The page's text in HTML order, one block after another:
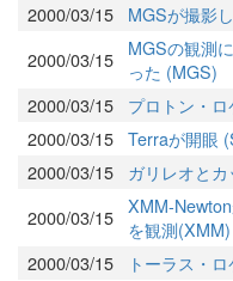
2000/03/15
MGSが撮影
2000/03/15
MGSの観測
った (MGS)
2000/03/15
プロトン・
2000/03/15 Terraが開眼
2000/03/15
ガリレオと
2000/03/15 XMM-
を観測(XMM)
2000/03/15
トーラス・